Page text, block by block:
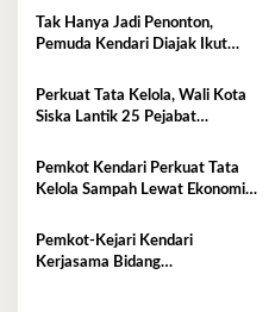
Tak Hanya Jadi Penonton,
Pemuda Kendari Diajak Ikut
Perkuat Tata Kelola, Wali Kota
Siska Lantik 25 Pejabat
Pemkot Kendari Perkuat Tata
Kelola Sampah Lewat Ekonomi
Pemkot-Kejari Kendari
Kerjasama Bidang